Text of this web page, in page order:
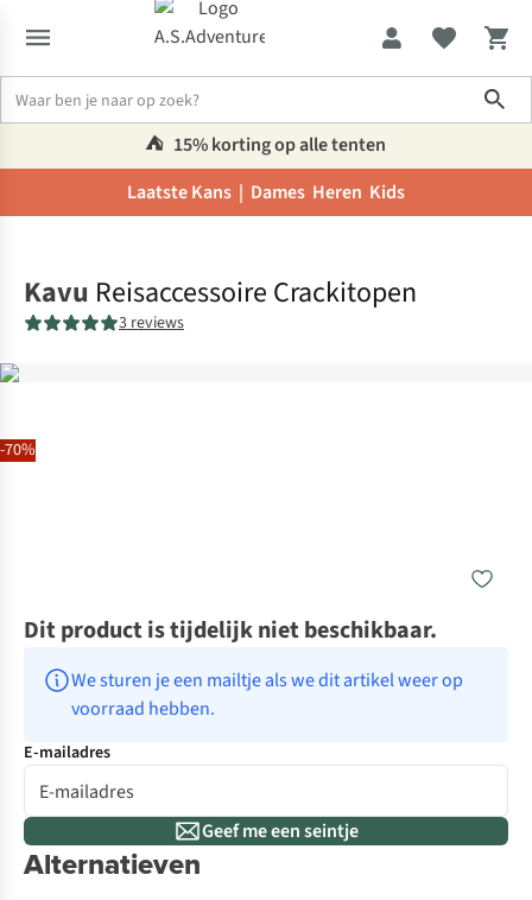
⛺️ 15% korting op alle tenten
Laatste Kans | Dames Heren Kids
-70%
Kavu Reisaccessoire Crackitopen
3 reviews
Dit product is tijdelijk niet beschikbaar.
We sturen je een mailtje als we dit artikel weer op
voorraad hebben.
E-mailadres
Geef me een seintje
Alternatieven